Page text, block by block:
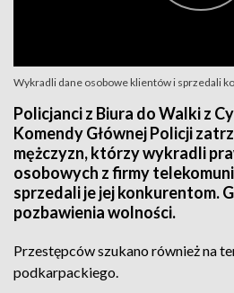
Wykradli dane osobowe klientów i sprzedali
Policjanci z Biura do Walki z
Komendy Głównej Policji
mężczyzn, którzy wykradli
osobowych z firmy
sprzedali je jej konkurentom.
pozbawienia wolności.
Przestępców szukano również na
podkarpackiego.